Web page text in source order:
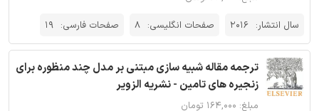
سال انتشار: 2016 صفحات انگلیسی: 8 صفحات فارسی: 19
ترجمه مقاله شبیه سازی مبتنی بر مدل چند منظوره برای
زنجیره های تامین - نشریه الزویر
مبلغ: ۱۶۴,۰۰۰ تومان